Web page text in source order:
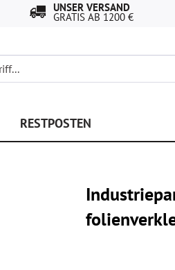
UNSER VERSAND
GRATIS AB 1200 €
RESTPOSTEN